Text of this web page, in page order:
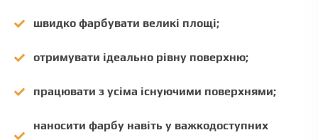
швидко фарбувати великі площі;
отримувати ідеально рівну поверхню;
працювати з усіма існуючими поверхнями;
наносити фарбу навіть у важкодоступних